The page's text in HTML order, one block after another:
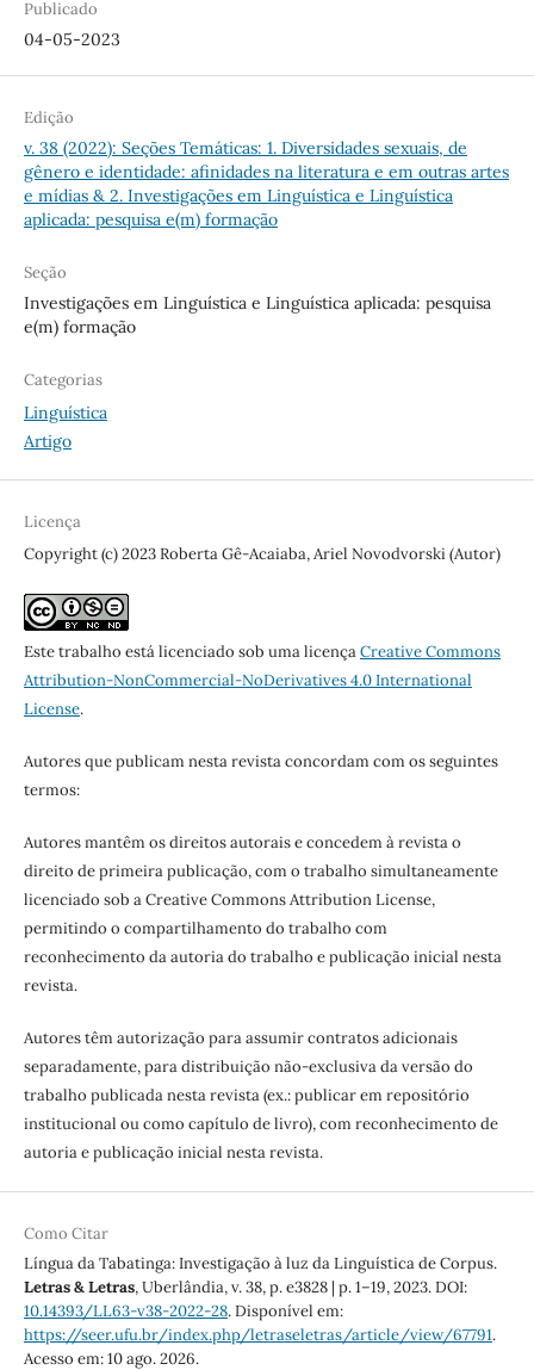
Publicado
04-05-2023
Edição
v. 38 (2022): Seções Temáticas: 1. Diversidades sexuais, de
gênero e identidade: afinidades na literatura e em outras artes
e mídias & 2. Investigações em Linguística e Linguística
aplicada: pesquisa e(m) formação
Seção
Investigações em Linguística e Linguística aplicada: pesquisa
e(m) formação
Categorias
Linguística
Artigo
Licença
Copyright (c) 2023 Roberta Gê-Acaiaba, Ariel Novodvorski (Autor)
Este trabalho está licenciado sob uma licençaCreative Commons
Attribution-NonCommercial-NoDerivatives 4.0 International
License.
Autores que publicam nesta revista concordam com os seguintes
termos:
Autores mantêm os direitos autorais e concedem à revista o
direito de primeira publicação, com o trabalho simultaneamente
licenciado sob a Creative Commons Attribution License,
permitindo o compartilhamento do trabalho com
reconhecimento da autoria do trabalho e publicação inicial nesta
revista.
Autores têm autorização para assumir contratos adicionais
separadamente, para distribuição não-exclusiva da versão do
trabalho publicada nesta revista (ex.: publicar em repositório
institucional ou como capítulo de livro), com reconhecimento de
autoria e publicação inicial nesta revista.
Como Citar
Língua da Tabatinga: Investigação à luz da Linguística de Corpus.
Letras & Letras, Uberlândia, v. 38, p. e3828 | p. 1–19, 2023. DOI:
10.14393/LL63-v38-2022-28. Disponível em:
https://seer.ufu.br/index.php/letraseletras/article/view/67791.
Acesso em: 10 ago. 2026.